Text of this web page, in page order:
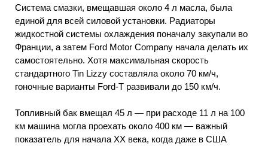
Система смазки, вмещавшая около 4 л масла, была
единой для всей силовой установки. Радиаторы
жидкостной системы охлаждения поначалу закупали во
Франции, а затем Ford Motor Company начала делать их
самостоятельно. Хотя максимальная скорость
стандартного Tin Lizzy составляла около 70 км/ч,
гоночные варианты Ford-T развивали до 150 км/ч.
Топливный бак вмещал 45 л — при расходе 11 л на 100
км машина могла проехать около 400 км — важный
показатель для начала XX века, когда даже в США